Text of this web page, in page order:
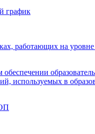
график
работающих на
обеспечении
используемых в